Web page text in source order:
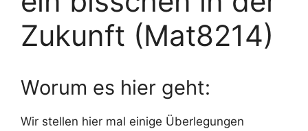
Zukunft (Mat8214)
Worum es hier geht:
Wir stellen hier mal einige Überlegungen